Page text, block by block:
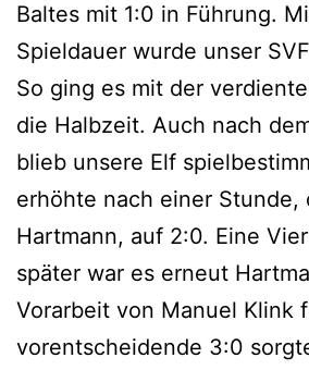
Baltes mit 1:0 in Führung.
Spieldauer wurde unser SVF
So ging es mit der
die Halbzeit. Auch nach
blieb unsere Elf
erhöhte nach einer Stunde,
Hartmann, auf 2:0. Eine
später war es erneut
Vorarbeit von Manuel Klink
vorentscheidende 3:0